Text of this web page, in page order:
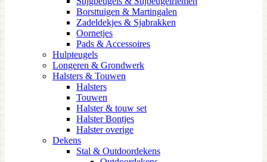
Borsttuigen & Martingalen
Zadeldekjes & Sjabrakken
Oornetjes
Pads & Accessoires
Hulpteugels
Longeren & Grondwerk
Halsters & Touwen
Halsters
Touwen
Halster & touw set
Halster Bontjes
Halster overige
Dekens
Stal & Outdoordekens